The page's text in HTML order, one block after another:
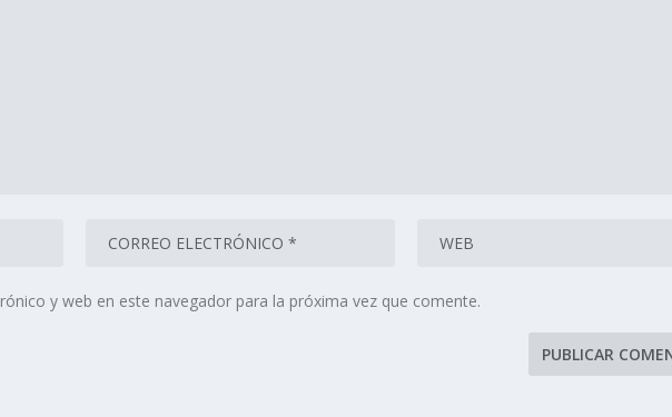
y web en este navegador para la próxima vez que comente.